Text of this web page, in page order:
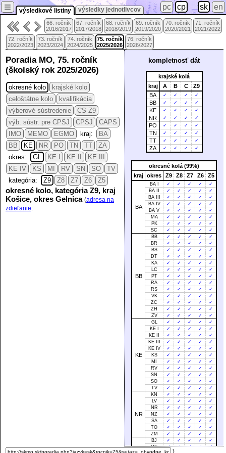
výsledkové listiny výsledky jednotlivcov
≡ pc cp sk en
66. ročník
2016/2017
67. ročník
2017/2018
68. ročník
2018/2019
69. ročník
2019/2020
70. ročník
2020/2021
71. ročník
2021/2022
72. ročník
2022/2023
73. ročník
2023/2024
74. ročník
2024/2025
75. ročník
2025/2026
76. ročník
2026/2027
kompletnosť dát
krajské kolá
kraj
A B C
Z9
BA
✓ ✓ ✓ ✓
BB ✓ ✓ ✓ ✓
KE ✓ ✓ ✓ ✓
NR ✓ ✓ ✓ ✓
PO ✓ ✓ ✓ ✓
TN ✓ ✓ ✓ ✓
TT ✓ ✓ ✓ ✓
ZA ✓ ✓ ✓ ✓
okresné kolá (99%)
kraj okres Z9 Z8 Z7 Z6 Z5
BA
BA I ✓ ✓ ✓ ✓
✓
BA II
✓ ✓ ✓ ✓
✓
BA III
✓ ✓ ✓ ✓
✓
BA IV
✓ ✓ ✓ ✓
✓
BA V
✓ ✓ ✓ ✓
✓
MA
✓ ✓ ✓ ✓
✓
PK
✓ ✓ ✓ ✓
✓
SC
✓ ✓ ✓ ✓ ✓
BB
BB ✓ ✓ ✓ ✓
✓
BR
✓ ✓ ✓ ✓
✓
BS
✓ ✓ ✓ ✓
✓
DT
✓ ✓ ✓ ✓
✓
KA
✓ ✓ ✓ ✓
✓
LC
✓ ✓ ✓ ✓
✓
PT
✓ ✓ ✓ ✓
✓
RA
✓ ✓ ✓ ✓
✓
RS
✓ ✓ ✓ ✓
✓
VK
✓ ✓ ✓ ✓
✓
ZC
✓ ✓ ✓ ✓
✓
ZH
✓ ✓ ✓ ✓
✓
ZV
✓ ✓ ✓ ✓ ✓
KE
GL ✓ ✓ ✓ ✓
✓
KE I
✓ ✓ ✓ ✓
✓
KE II
✓ ✓ ✓ ✓
✓
KE III
✓ ✓ ✓ ✓
✓
KE IV
✓ ✓ ✓ ✓
✓
KS
✓ ✓ ✓ ✓
✓
MI
✓ ✓ ✓ ✓
✓
RV
✓ ✓ ✓ ✓
✓
SN
✓ ✓ ✓ ✓
✓
SO
✓ ✓ ✓ ✓
✓
TV
✓ ✓ ✓ ✓ ✓
NR
KN ✓ ✓ ✓ ✓
✓
LV
✓ ✓ ✓ ✓
✓
NR
✓ ✓ ✓ ✓
✓
NZ
✓ ✓ ✓ ✓
✓
SA
✓ ✓ ✓ ✓
✓
TO
✓ ✓ ✓ ✓
✓
ZM
✓ ✓ ✓ ✓
✓
BJ
✓ ✓ ✓ ✓
✓
HE
✓ ✓ ✓ ✓
✓
Poradia MO, 75. ročník
(školský rok 2025/2026)
okresné kolo
krajské kolo
celoštátne kolo
kvalifikácia
výberové sústredenie
CS Z9
výb. sústr. pre CPSJ
CPSJ
CAPS
IMO
MEMO EGMO kraj:
BA
BB
KE NR PO TN TT
ZA
okres:
GL KE I KE II
KE III
KE IV
KS MI RV SN SO
TV
kategória:
Z9 Z8 Z7 Z6 Z5
okresné kolo, kategória Z9, kraj
Košice, okres Gelnica (adresa na
zdieľanie: